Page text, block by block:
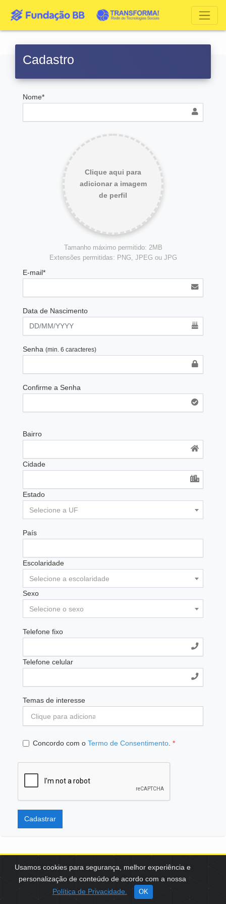
Usamos cookies para segurança, melhor experiência e
personalização de conteúdo de acordo com a nossa
Política de Privacidade.
OK
Cadastro
Nome*
Clique aqui para
adicionar a imagem
de perfil
Tamanho máximo permitido: 2MB
Extensões permitidas: PNG, JPEG ou JPG
E-mail*
Data de Nascimento
Senha (min. 6 caracteres)
Confirme a Senha
Bairro
Cidade
Estado
Selecione a UF
País
Escolaridade
Selecione a escolaridade
Sexo
Selecione o sexo
Telefone fixo
Telefone celular
Temas de interesse
Concordo com o Termo de Consentimento *
Cadastrar
SCES, TRECHO 02, LOTE 22 CEP: 70200-002 | BRASÍLIA (DF) | +55
61 3108-7000 / FBB@FBB.ORG.BR